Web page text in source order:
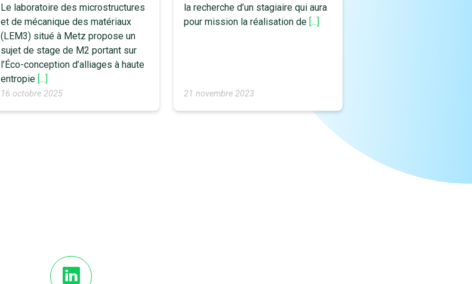
Le laboratoire des microstructures
et de mécanique des matériaux
(LEM3) situé à Metz propose un
sujet de stage de M2 portant sur
l’Éco-conception d’alliages à haute
entropie [...]
16 octobre 2025
la recherche d’un stagiaire qui aura
pour mission la réalisation de [...]
21 novembre 2023